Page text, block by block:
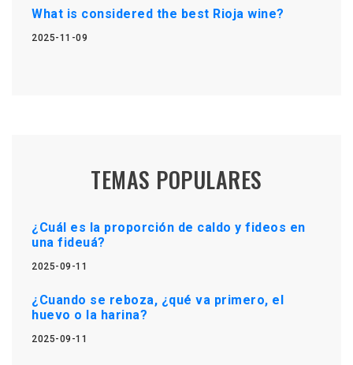
What is considered the best Rioja wine?
2025-11-09
TEMAS POPULARES
¿Cuál es la proporción de caldo y fideos en
una fideuá?
2025-09-11
¿Cuando se reboza, ¿qué va primero, el
huevo o la harina?
2025-09-11